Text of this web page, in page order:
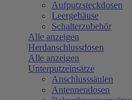
Aufputzsteckdosen
Leergehäuse
Schalterzubehör
Alle anzeigen
Herdanschlussdosen
Alle anzeigen
Unterputzeinsätze
Anschlusssäulen
Antennendosen